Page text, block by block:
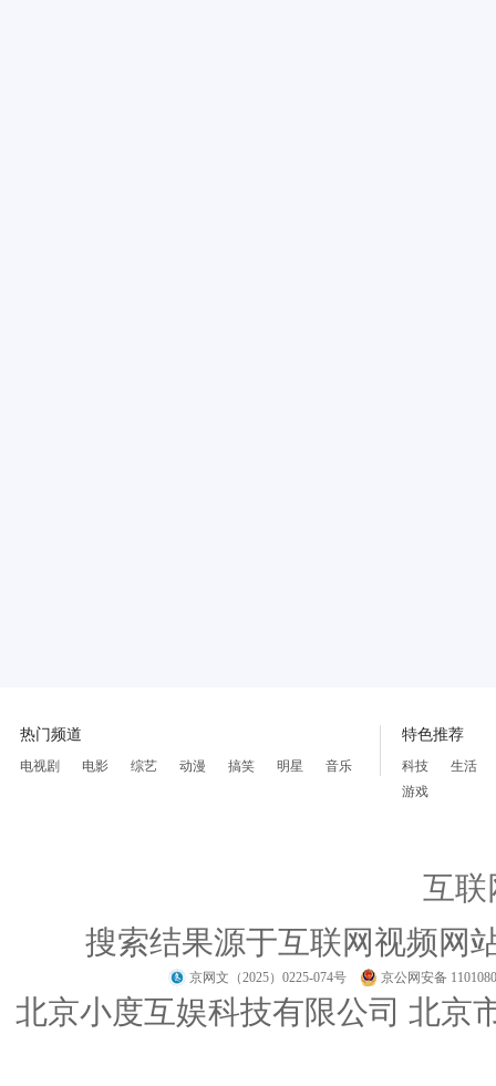
热门频道
电视剧 电影 综艺 动漫 搞笑 明星 音乐
特色推荐
科技
生活
游戏
互联
搜索结果源于互联网视频网
京网文（2025）0225-074号 京公网安备
北京小度互娱科技有限公司 北京